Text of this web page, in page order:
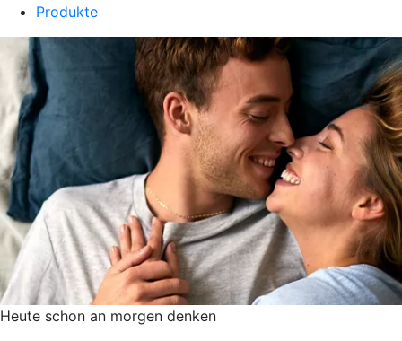
Produkte
Heute schon an morgen denken